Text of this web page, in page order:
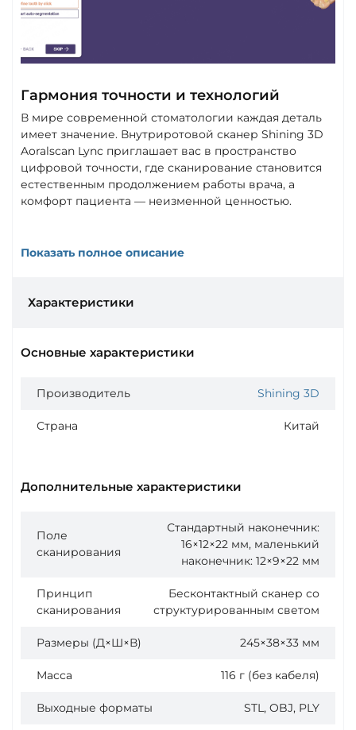
Гармония точности и технологий
В мире современной стоматологии каждая деталь
имеет значение. Внутриротовой сканер Shining 3D
Aoralscan Lync приглашает вас в пространство
цифровой точности, где сканирование становится
естественным продолжением работы врача, а
комфорт пациента — неизменной ценностью.
Показать полное описание
Характеристики
Основные характеристики
Производитель Shining 3D
Страна Китай
Дополнительные характеристики
Поле
сканирования
Стандартный наконечник:
16×12×22 мм, маленький
наконечник: 12×9×22 мм
Принцип
сканирования
Бесконтактный сканер со
структурированным светом
Размеры (Д×Ш×В) 245×38×33 мм
Масса 116 г (без кабеля)
Выходные форматы STL, OBJ, PLY